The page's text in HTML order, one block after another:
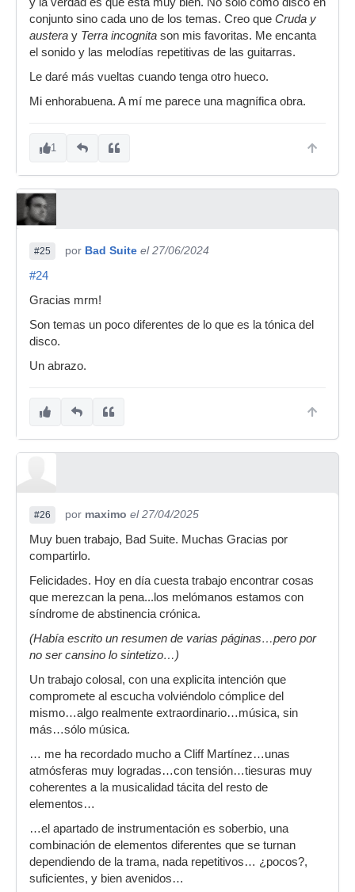
conjunto sino cada uno de los temas. Creo que Cruda y
austera y Terra incognita son mis favoritas. Me encanta
el sonido y las melodías repetitivas de las guitarras.
Le daré más vueltas cuando tenga otro hueco.
Mi enhorabuena. A mí me parece una magnífica obra.
1
#25 por Bad Suite el 27/06/2024
#24
Gracias mrm!
Son temas un poco diferentes de lo que es la tónica del
disco.
Un abrazo.
#26 por maximo el 27/04/2025
Muy buen trabajo, Bad Suite. Muchas Gracias por
compartirlo.
Felicidades. Hoy en día cuesta trabajo encontrar cosas
que merezcan la pena...los melómanos estamos con
síndrome de abstinencia crónica.
(Había escrito un resumen de varias páginas…pero por
no ser cansino lo sintetizo…)
Un trabajo colosal, con una explicita intención que
compromete al escucha volviéndolo cómplice del
mismo…algo realmente extraordinario…música, sin
más…sólo música.
… me ha recordado mucho a Cliff Martínez…unas
atmósferas muy logradas…con tensión…tiesuras muy
coherentes a la musicalidad tácita del resto de
elementos…
…el apartado de instrumentación es soberbio, una
combinación de elementos diferentes que se turnan
dependiendo de la trama, nada repetitivos… ¿pocos?,
suficientes, y bien avenidos…